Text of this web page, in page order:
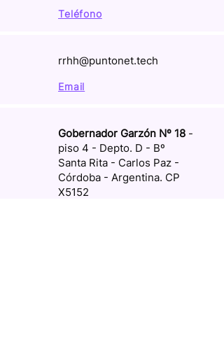
Teléfono
rrhh@puntonet.tech
Email
Gobernador Garzón Nº 18 -
piso 4 - Depto. D - Bº
Santa Rita - Carlos Paz -
Córdoba - Argentina. CP
X5152